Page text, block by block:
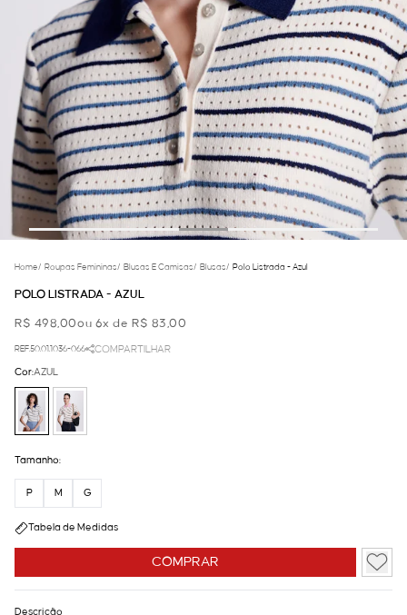
Home/ Roupas Femininas/ Blusas E Camisas/ Blusas/ Polo Listrada - Azul
POLO LISTRADA - AZUL
R$ 498,00ou 6x de R$ 83,00
REF.50.01.1036-066 COMPARTILHAR
COMPRAR
Cor:AZUL
Tamanho:
P M G
Tabela de Medidas
Descrição